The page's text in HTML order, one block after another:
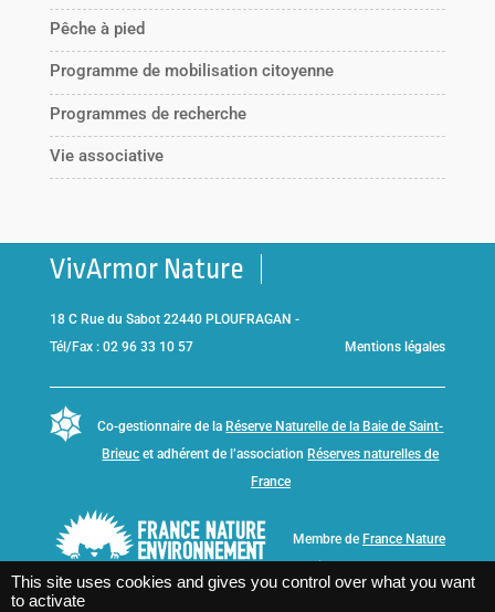
Pêche à pied
Programme de mobilisation citoyenne
Programmes de recherche
Vie associative
VivArmor Nature
18 C Rue du Sabot 22440 PLOUFRAGAN -
Tél/Fax : 02 96 33 10 57
Mentions légales
Co-gestionnaire de la Réserve Naturelle de la Baie de Saint-
Brieuc et adhérent de l’association Réserves naturelles de
France
Membre de France Nature
This site uses cookies and gives you control over what you want
to activate